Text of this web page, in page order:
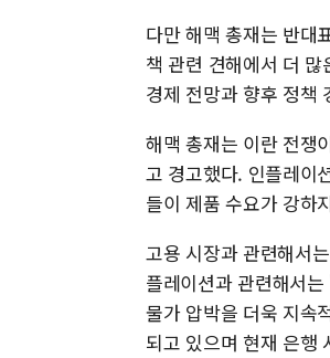
다만 해맥 총재는 반대
책 관련 견해에서 더
경제 전망과 향후 정책
해맥 총재는 이란 전쟁
고 경고했다. 인플레이
들이 제품 수요가 강하
고용 시장과 관련해서
플레이션과 관련해서
물가 압박을 더욱 지속
되고 있으며 현재 은행